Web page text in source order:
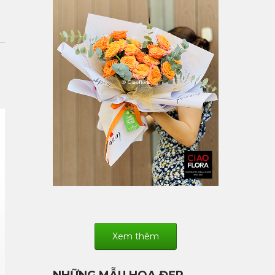
Xem thêm